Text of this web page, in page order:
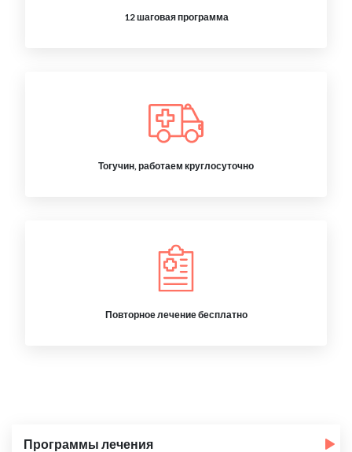
12 шаговая программа
Тогучин, работаем круглосуточно
Повторное лечение бесплатно
Программы лечения